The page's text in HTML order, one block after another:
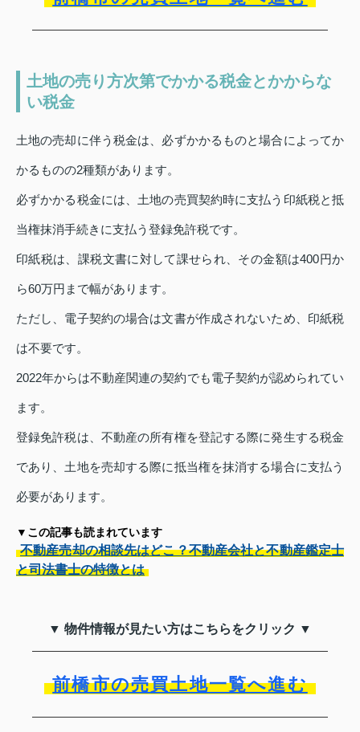
土地の売り方次第でかかる税金とかからな
い税金
土地の売却に伴う税金は、必ずかかるものと場合によってか
かるものの2種類があります。
必ずかかる税金には、土地の売買契約時に支払う印紙税と抵
当権抹消手続きに支払う登録免許税です。
印紙税は、課税文書に対して課せられ、その金額は400円か
ら60万円まで幅があります。
ただし、電子契約の場合は文書が作成されないため、印紙税
は不要です。
2022年からは不動産関連の契約でも電子契約が認められてい
ます。
登録免許税は、不動産の所有権を登記する際に発生する税金
であり、土地を売却する際に抵当権を抹消する場合に支払う
必要があります。
▼この記事も読まれています
不動産売却の相談先はどこ？不動産会社と不動産鑑定士
と司法書士の特徴とは
▼ 物件情報が見たい方はこちらをクリック ▼
前橋市の売買土地一覧へ進む